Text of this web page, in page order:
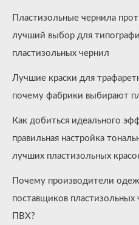
Пластизольные чернила
лучший выбор для
пластизольных чернил
Лучшие краски для
почему фабрики выбирают
Как добиться идеального
правильная настройка
лучших пластизольных
Почему производители
поставщиков
ПВХ?